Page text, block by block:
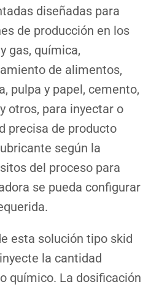
diseñadas para
de producción en los
gas, química,
de alimentos,
pulpa y papel, cemento,
otros, para inyectar o
precisa de producto
según la
del proceso para
se pueda configurar
esta solución tipo skid
la cantidad
químico. La dosificación